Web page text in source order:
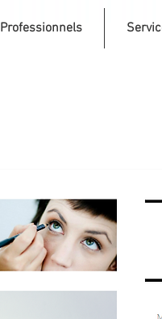
Professionnels